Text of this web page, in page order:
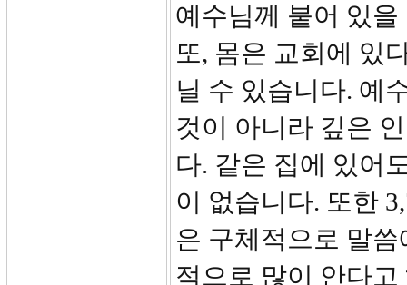
예수님께 붙어 있
또, 몸은 교회에 있
닐 수 있습니다. 예
것이 아니라 깊은
다. 같은 집에 있어
이 없습니다. 또한
은 구체적으로 말
적으로 많이 안다